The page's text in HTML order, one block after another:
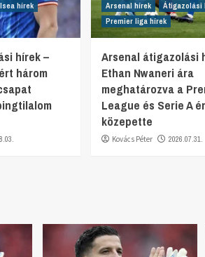
hírek
hírek –
három
Arsenal hírek
Átigazolási
Premier liga hírek
Arsenal átigazolási
Ethan Nwaneri ára
meghatározva a
League és Serie A
közepette
Kovács Péter 2026.07.31.